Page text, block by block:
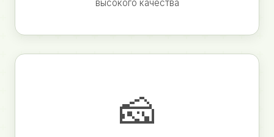
высокого качества
🧀